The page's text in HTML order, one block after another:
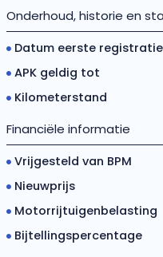
Onderhoud, historie en
Datum eerste registratie
APK geldig tot
Kilometerstand
Financiële informatie
Vrijgesteld van BPM
Nieuwprijs
Motorrijtuigenbelasting
Bijtellingspercentage